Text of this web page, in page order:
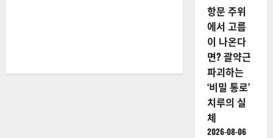
항문 주위
에서 고름
이 나온다
면? 괄약근
파괴하는
‘비밀 통로’
치루의 실
체
2026-08-06